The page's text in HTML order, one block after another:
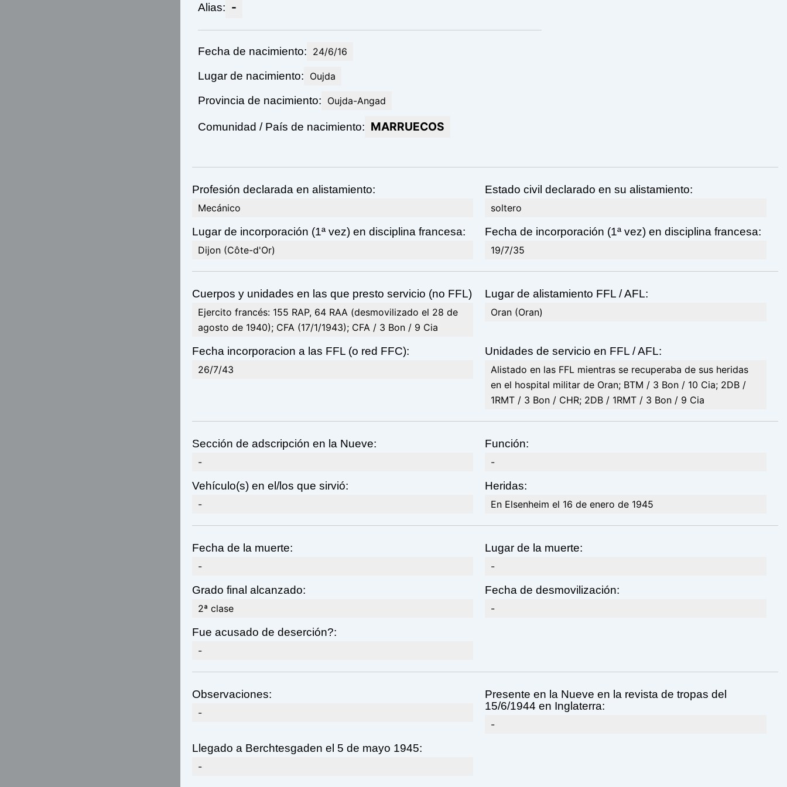
Alias: -
Fecha de nacimiento: 24/6/16
Lugar de nacimiento: Oujda
Provincia de nacimiento: Oujda-Angad
Comunidad / País de nacimiento: MARRUECOS
Profesión declarada en alistamiento:
Mecánico
Estado civil declarado en su alistamiento:
soltero
Lugar de incorporación (1ª vez) en disciplina francesa:
Dijon (Côte-d'Or)
Fecha de incorporación (1ª vez) en disciplina francesa:
19/7/35
Cuerpos y unidades en las que presto servicio (no FFL)
Ejercito francés: 155 RAP, 64 RAA (desmovilizado el 28 de
agosto de 1940); CFA (17/1/1943); CFA / 3 Bon / 9 Cia
Lugar de alistamiento FFL / AFL:
Oran (Oran)
Fecha incorporacion a las FFL (o red FFC):
26/7/43
Unidades de servicio en FFL / AFL:
Alistado en las FFL mientras se recuperaba de sus heridas
en el hospital militar de Oran; BTM / 3 Bon / 10 Cia; 2DB /
1RMT / 3 Bon / CHR; 2DB / 1RMT / 3 Bon / 9 Cia
Sección de adscripción en la Nueve:
-
Función:
-
Vehículo(s) en el/los que sirvió:
-
Heridas:
En Elsenheim el 16 de enero de 1945
Fecha de la muerte:
-
Lugar de la muerte:
-
Grado final alcanzado:
2ª clase
Fecha de desmovilización:
-
Fue acusado de deserción?:
-
Observaciones:
-
Presente en la Nueve en la revista de tropas del
15/6/1944 en Inglaterra:
-
Llegado a Berchtesgaden el 5 de mayo 1945:
-